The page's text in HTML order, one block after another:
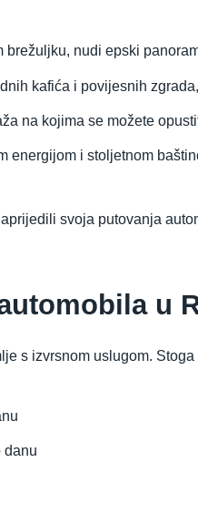
nudi epski
kafića i povijesnih
na kojima se možete
energijom i stoljetnom
svoja putovanja
u
s izvrsnom uslugom.
danu